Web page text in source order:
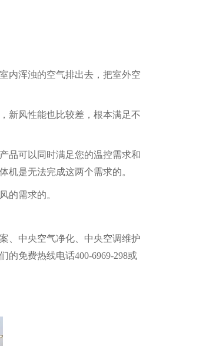
内浑浊的空气排出去，把室外空
新风性能也比较差，根本满足不
品可以同时满足您的温控需求和
机是无法完成这两个需求的。
的需求的。
、中央空气净化、中央空调维护
的免费热线电话400-6969-298或